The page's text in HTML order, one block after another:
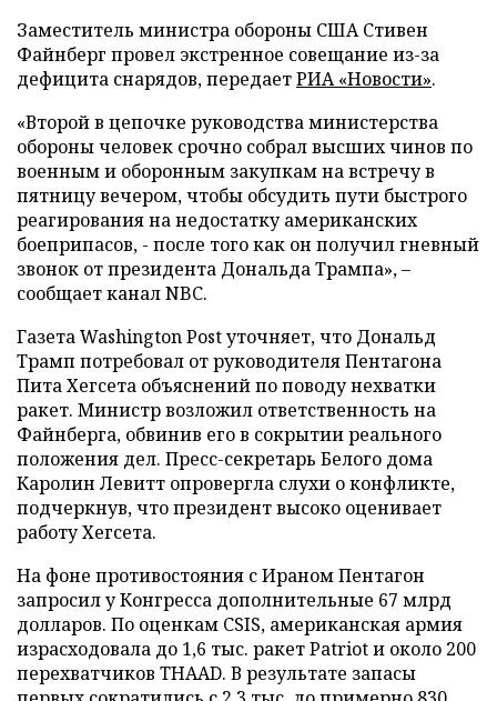
Заместитель министра обороны США Стивен
Файнберг провел экстренное совещание из-за
дефицита снарядов, передаетРИА «Новости».
«Второй в цепочке руководства министерства
обороны человек срочно собрал высших чинов по
военным и оборонным закупкам на встречу в
пятницу вечером, чтобы обсудить пути быстрого
реагирования на недостатку американских
боеприпасов, - после того как он получил гневный
звонок от президента Дональда Трампа», –
сообщает канал NBC.
Газета Washington Post уточняет, что Дональд
Трамп потребовал от руководителя Пентагона
Пита Хегсета объяснений по поводу нехватки
ракет. Министр возложил ответственность на
Файнберга, обвинив его в сокрытии реального
положения дел. Пресс-секретарь Белого дома
Каролин Левитт опровергла слухи о конфликте,
подчеркнув, что президент высоко оценивает
работу Хегсета.
На фоне противостояния с Ираном Пентагон
запросил у Конгресса дополнительные 67 млрд
долларов. По оценкам CSIS, американская армия
израсходовала до 1,6 тыс. ракет Patriot и около 200
перехватчиков THAAD. В результате запасы